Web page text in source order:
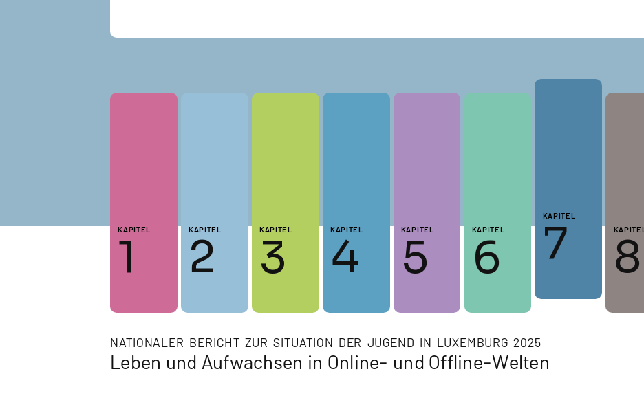
KAPITEL
1
KAPITEL
2
KAPITEL
3
KAPITEL
4
KAPITEL
5
KAPITEL
6
KAPITEL
7 KAPITEL
8
NATIONALER BERICHT ZUR SITUATION DER JUGEND IN LUXEMBURG 2025
Leben und Aufwachsen in Online- und Offline-Welten